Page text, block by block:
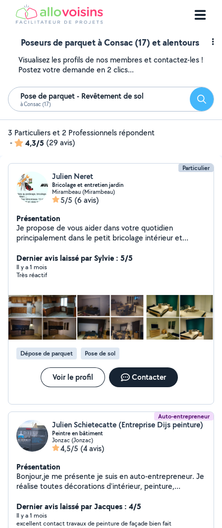
Poseurs de parquet à Consac (17) et alentours
Visualisez les profils de nos membres et contactez-les !
Postez votre demande en 2 clics...
Pose de parquet - Revêtement de sol
à Consac (17)
3 Particuliers et 2 Professionnels répondent
-
4,3/5 (29 avis)
Particulier
Julien Neret
Bricolage et entretien jardin
Mirambeau (Mirambeau)
5/5 (6 avis)
Présentation
Je propose de vous aider dans votre quotidien
principalement dans le petit bricolage intérieur et
choses n'hésitez pas à me contacter je vous dirais si
cela est possible.
Dernier avis laissé par Sylvie : 5/5
Il y a 1 mois
Très réactif
Dépose de parquet Pose de sol
Voir le profil Contacter
Auto-entrepreneur
Julien Schietecatte (Entreprise Dijs peinture)
Peintre en bâtiment
Jonzac (Jonzac)
4,5/5 (4 avis)
Présentation
Bonjour,je me présente je suis en auto-entrepreneur. Je
réalise toutes décorations d'intérieur, peinture,
des toitures avec le produit algimouss Pro Devis gratuit
Dernier avis laissé par Jacques : 4/5
Il y a 1 mois
excellent contact travaux de peinture de façade bien fait